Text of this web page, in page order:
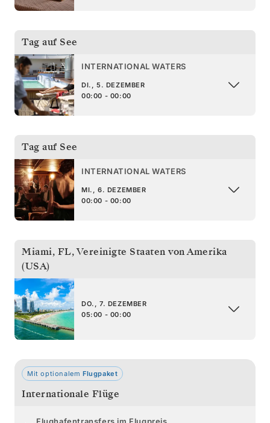
Tag auf See
INTERNATIONAL WATERS
DI., 5. DEZEMBER
00:00 - 00:00
Tag auf See
INTERNATIONAL WATERS
MI., 6. DEZEMBER
00:00 - 00:00
Miami, FL,Vereinigte Staaten von Amerika
(USA)
DO., 7. DEZEMBER
05:00 - 00:00
Mit optionalem Flugpaket
Internationale Flüge
Flughafentransfers im Flugpreis